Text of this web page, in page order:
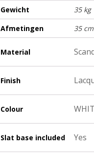
Gewicht
35 kg
Afmetingen
35 cm
Material
Finish
Colour
Slat base included Yes